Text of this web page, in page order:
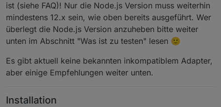
ist (siehe FAQ)! Nur die Node.js Version muss weiterhin
mindestens 12.x sein, wie oben bereits ausgeführt. Wer
überlegt die Node.js Version anzuheben bitte weiter
unten im Abschnitt "Was ist zu testen" lesen 🙂
Es gibt aktuell keine bekannten inkompatiblem Adapter,
aber einige Empfehlungen weiter unten.
Installation